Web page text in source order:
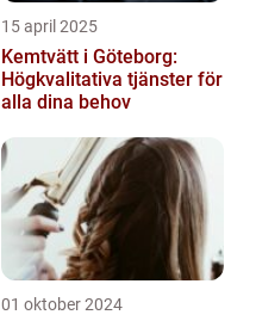
15 april 2025
Kemtvätt i Göteborg:
Högkvalitativa tjänster för
alla dina behov
01 oktober 2024